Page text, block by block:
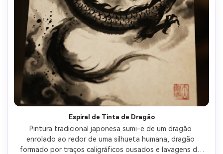
Espiral de Tinta de Dragão
Pintura tradicional japonesa sumi-e de um dragão
enrolado ao redor de uma silhueta humana, dragão
formado por traços caligráficos ousados e lavagens de